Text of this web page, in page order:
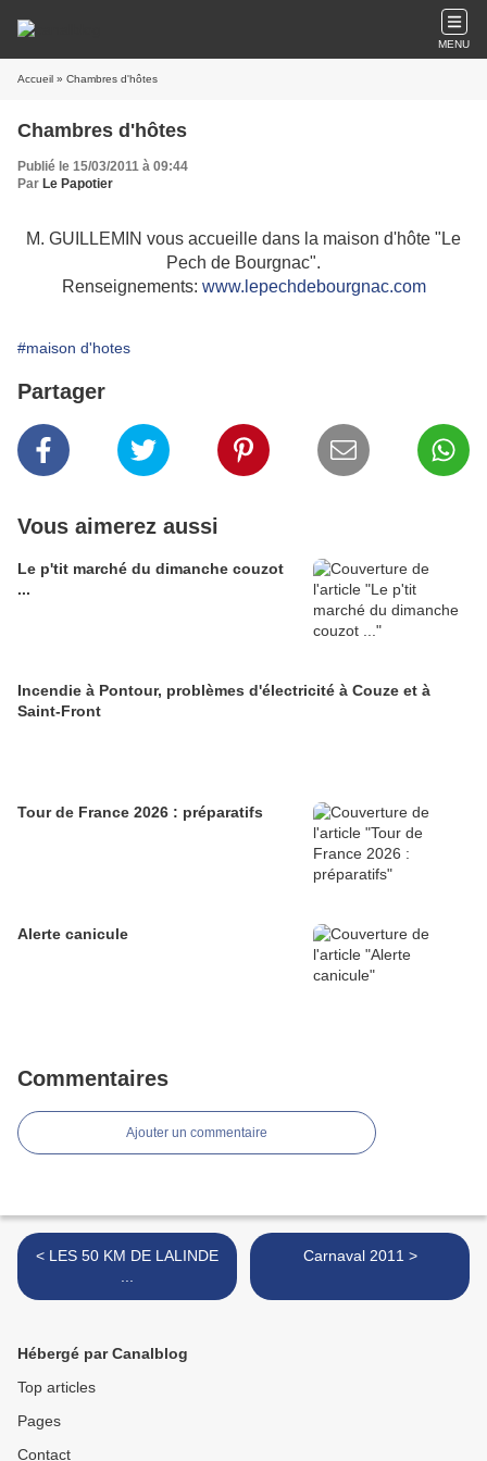
MENU
Accueil » Chambres d'hôtes
Chambres d'hôtes
Publié le 15/03/2011 à 09:44
Par Le Papotier
M. GUILLEMIN vous accueille dans la maison d'hôte "Le
Pech de Bourgnac".
Renseignements: www.lepechdebourgnac.com
#maison d'hotes
Partager
Vous aimerez aussi
Le p'tit marché du dimanche couzot
...
Incendie à Pontour, problèmes d'électricité à Couze et à
Saint-Front
Tour de France 2026 : préparatifs
Alerte canicule
Commentaires
Ajouter un commentaire
< LES 50 KM DE LALINDE
Carnaval 2011 >
Hébergé par Canalblog
Top articles
Pages
Contact